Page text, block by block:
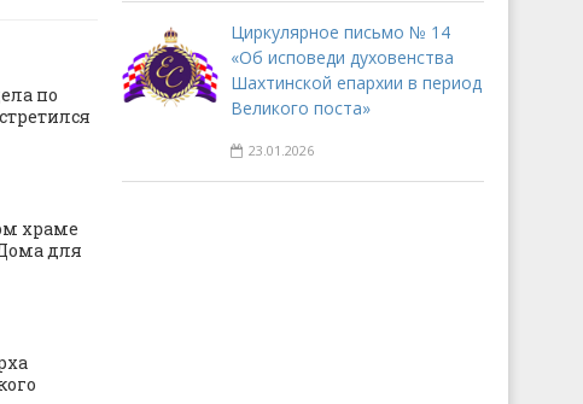
по
храме
для
Циркулярное письмо № 14
«Об исповеди духовенства
Шахтинской епархии в период
Великого поста»
23.01.2026